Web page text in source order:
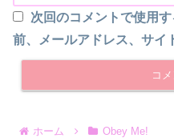
次回のコメントで使用
前、メールアドレス、サイ
ホーム Obey Me!